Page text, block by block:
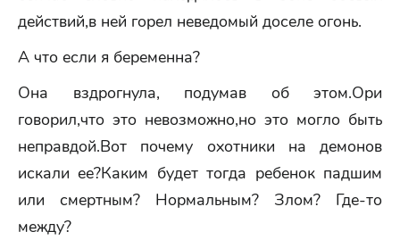
действий,в ней горел неведомый доселе огонь.
А что если я беременна?
Она вздрогнула, подумав об этом.Ори
говорил,что это невозможно,но это могло быть
неправдой.Вот почему охотники на демонов
искали ее?Каким будет тогда ребенок падшим
или смертным? Нормальным? Злом? Где-то
между?